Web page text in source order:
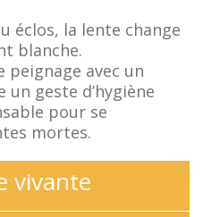
éclos, la lente change
blanche.
peignage avec un
geste d’hygiène
pour se
mortes.
vivante